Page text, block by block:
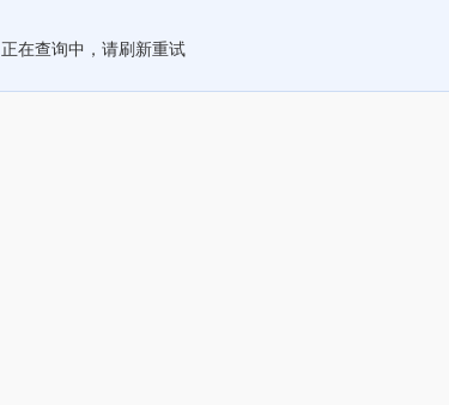
正在查询中，请刷新重试